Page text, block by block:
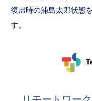
復帰時の浦島太郎状態
す。